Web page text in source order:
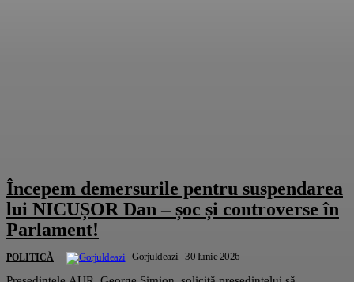
Începem demersurile pentru suspendarea
lui NICUȘOR Dan – șoc și controverse în
Parlament!
POLITICĂ Gorjuldeazi -30 Iunie 2026